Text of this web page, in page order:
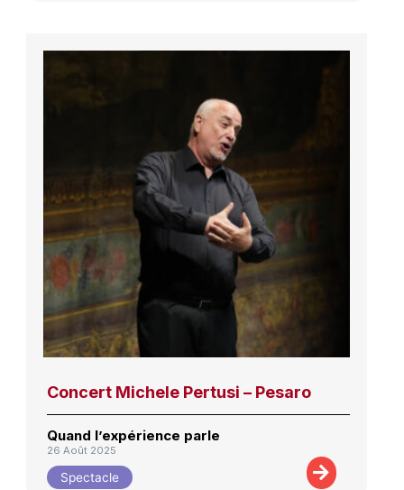
Concert Michele Pertusi – Pesaro
Quand l’expérience parle
26 Août 2025
Spectacle